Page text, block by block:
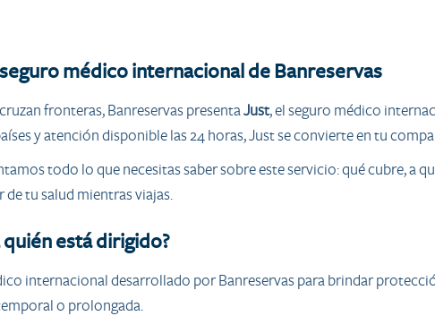
médico internacional de Banreservas
fronteras, Banreservas presentaJust, el seguro médico
y atención disponible las 24 horas, Just se convierte en tu
todo lo que necesitas saber sobre este servicio: qué cubre,
tu salud mientras viajas.
quién está dirigido?
internacional desarrollado por Banreservas para brindar
o prolongada.